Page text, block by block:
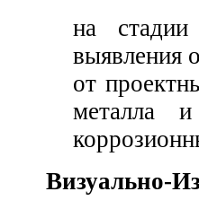
на стадии
выявления
от
металла
Визуально-